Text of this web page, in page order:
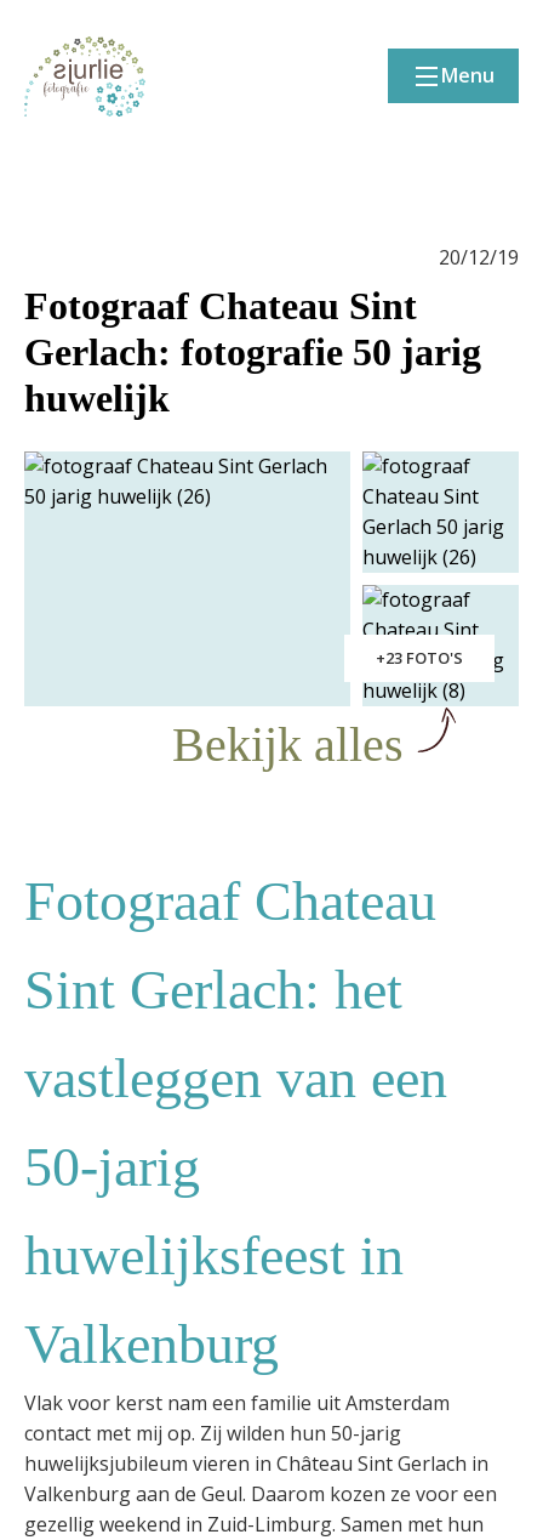
Menu
20/12/19
Fotograaf Chateau Sint
Gerlach: fotografie 50 jarig
huwelijk
+23 FOTO'S
Bekijk alles
Fotograaf Chateau
Sint Gerlach: het
vastleggen van een
50-jarig
huwelijksfeest in
Valkenburg
Vlak voor kerst nam een familie uit Amsterdam
contact met mij op. Zij wilden hun 50-jarig
huwelijksjubileum vieren in Château Sint Gerlach in
Valkenburg aan de Geul. Daarom kozen ze voor een
gezellig weekend in Zuid-Limburg. Samen met hun